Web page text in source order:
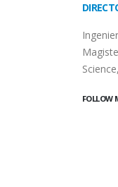
FOLLOW